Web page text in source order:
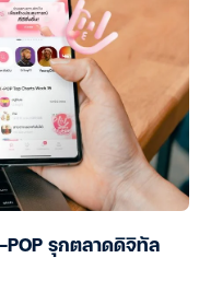
รุกตลาดดิจิทัล